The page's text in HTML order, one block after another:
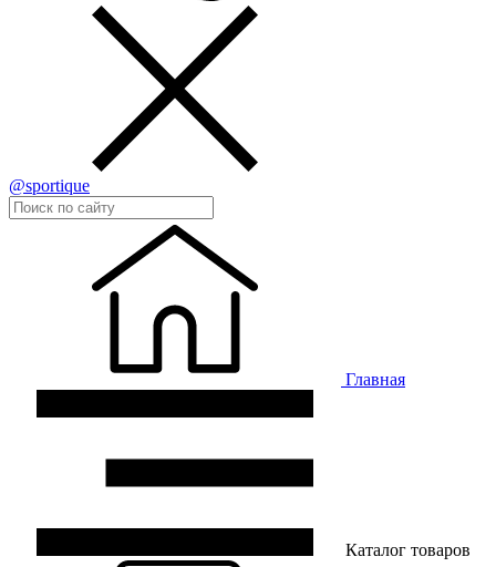
@sportique
Главная
Каталог товаров